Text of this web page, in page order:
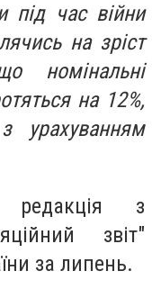
під час війни
на зріст
номінальні
на 12%,
урахуванням
з
звіт"
за липень.